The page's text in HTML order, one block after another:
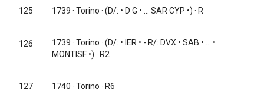
125 1739 · Torino · (D/: • D G • ... SAR CYP •) · R
126 1739 · Torino · (D/: • IER • - R/: DVX • SAB • ... •
MONTISF •) · R2
127 1740 · Torino · R6